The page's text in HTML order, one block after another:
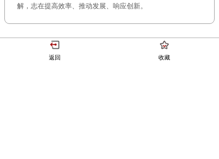
解，志在提高效率、推动发展、响应创新。
返回 收藏